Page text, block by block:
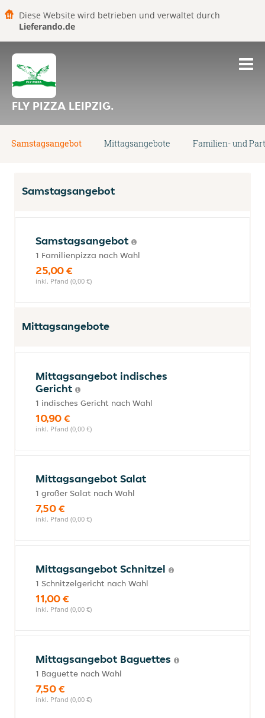
Diese Website wird betrieben und verwaltet durch
Lieferando.de
FLY PIZZA LEIPZIG.
Samstagsangebot Mittagsangebote Familien- und
Samstagsangebot
Samstagsangebot
1 Familienpizza nach Wahl
25,00 €
inkl. Pfand (0,00 €)
Mittagsangebote
Mittagsangebot indisches
Gericht
1 indisches Gericht nach Wahl
10,90 €
inkl. Pfand (0,00 €)
Mittagsangebot Salat
1 großer Salat nach Wahl
7,50 €
inkl. Pfand (0,00 €)
Mittagsangebot Schnitzel
1 Schnitzelgericht nach Wahl
11,00 €
inkl. Pfand (0,00 €)
Mittagsangebot Baguettes
1 Baguette nach Wahl
7,50 €
inkl. Pfand (0,00 €)